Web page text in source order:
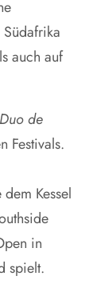
auch auf
Duo de
Festivals.
Kessel
in
spielt.